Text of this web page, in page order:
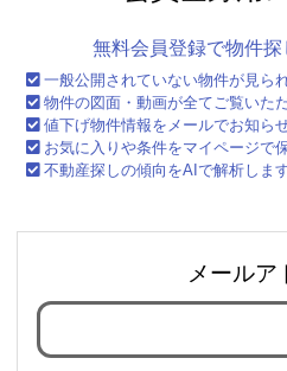
無料会員登録で物件
一般公開されていない物件が見ら
物件の図面・動画が全てご覧いた
値下げ物件情報をメールでお知ら
お気に入りや条件をマイページで
不動産探しの傾向をAIで解析しま
メールア